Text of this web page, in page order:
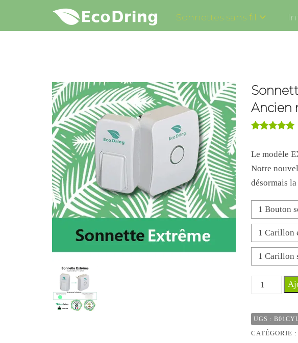
Sonnettes sans fil
Ancien
basé sur
client
Le modèle
Notre
désormais
1 Bouton
1 Carillon
1 Carillon
quantité
EXTRÊME
UGS :
CATÉGORIE :